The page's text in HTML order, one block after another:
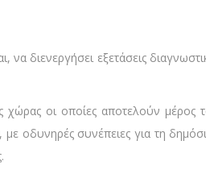
διενεργήσει εξετάσεις
χώρας οι οποίες αποτελούν μέρος
οδυνηρές συνέπειες για τη